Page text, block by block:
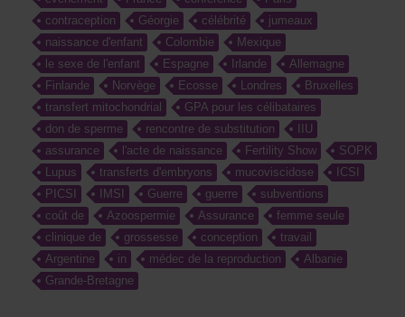
contraception
Géorgie célébrité
jumeaux
naissance d'enfant
Colombie
Mexique
le sexe de l'enfant
Espagne Irlande
Allemagne
Finlande
Norvège Ecosse Londres
Bruxelles
transfert mitochondrial
GPA pour les célibataires
don de sperme
rencontre de substitution
IIU
assurance
l'acte de naissance Fertility Show
SOPK
Lupus
transferts d'embryons mucoviscidose
ICSI
PICSI
IMSI Guerre guerre
subventions
coût de
Azoospermie Assurance
femme seule
clinique de
grossesse conception
travail
Argentine
in médec de la reproduction
Albanie
Grande-Bretagne